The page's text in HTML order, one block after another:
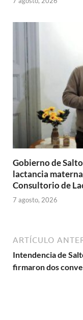
Gobierno de
lactancia
Consultorio de
7 agosto, 2026
ARTÍCULO
Intendencia de
firmaron dos